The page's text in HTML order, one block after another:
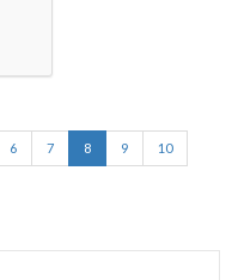
6 7 8 9 10